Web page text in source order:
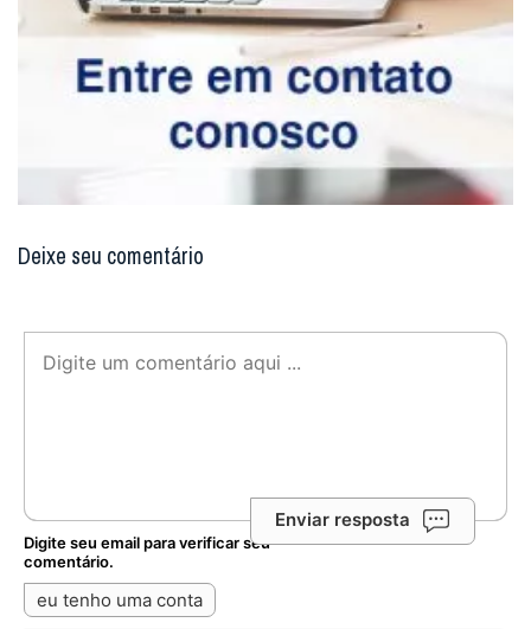
Deixe seu comentário
Enviar resposta
Digite seu email para verificar seu
comentário.
eu tenho uma conta